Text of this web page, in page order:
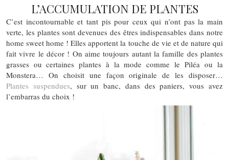
L’ACCUMULATION DE PLANTES
C’est incontournable et tant pis pour ceux qui n’ont pas la main
verte, les plantes sont devenues des êtres indispensables dans notre
home sweet home ! Elles apportent la touche de vie et de nature qui
fait vivre le décor ! On aime toujours autant la famille des plantes
grasses ou certaines plantes à la mode comme le Piléa ou la
Monstera… On choisit une façon originale de les disposer…
Plantes suspendues, sur un banc, dans des paniers, vous avez
l’embarras du choix !